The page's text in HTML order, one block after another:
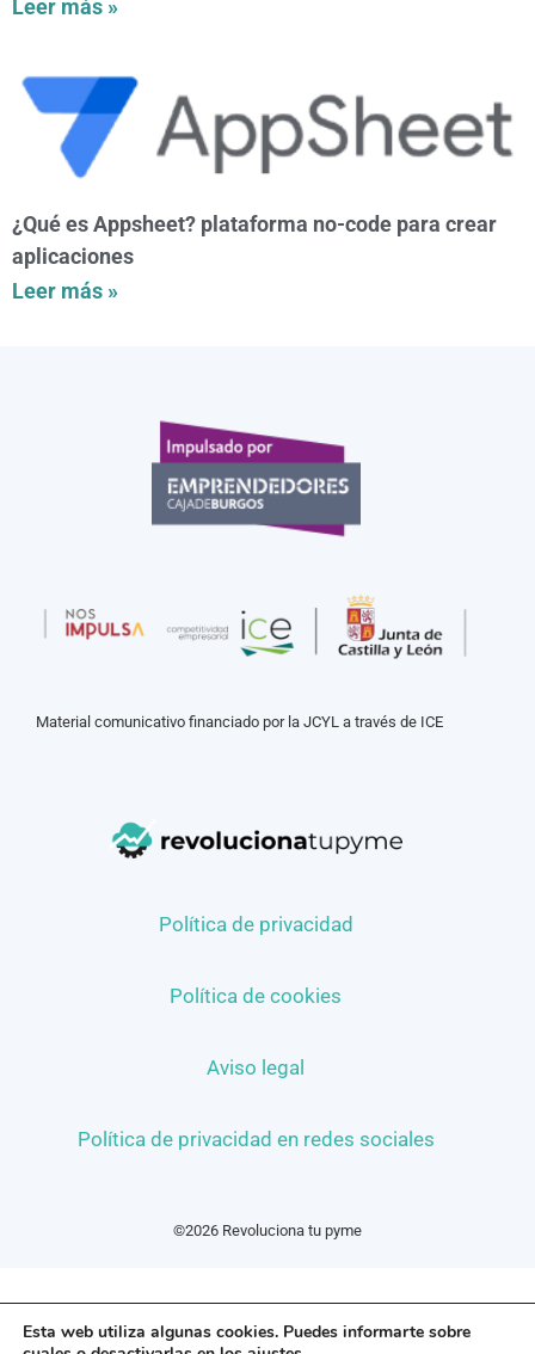
Leer más »
¿Qué es Appsheet? plataforma no-code para crear
aplicaciones
Leer más »
Material comunicativo financiado por la JCYL a través de ICE
Política de privacidad
Política de cookies
Aviso legal
Política de privacidad en redes sociales
©2026 Revoluciona tu pyme
Esta web utiliza algunas cookies. Puedes informarte sobre